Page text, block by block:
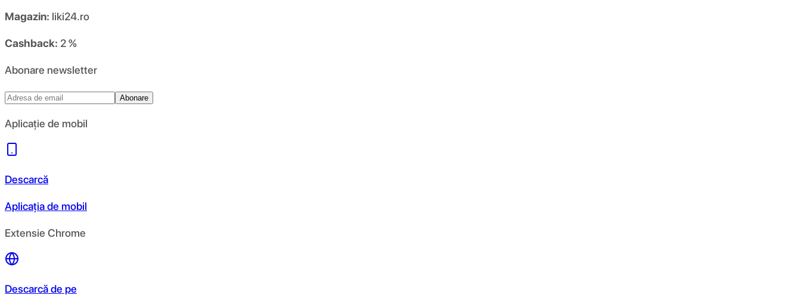
Magazin: liki24.ro
Cashback: 2 %
Abonare newsletter
Abonare
Aplicație de mobil
Descarcă
Aplicația de mobil
Extensie Chrome
Descarcă de pe